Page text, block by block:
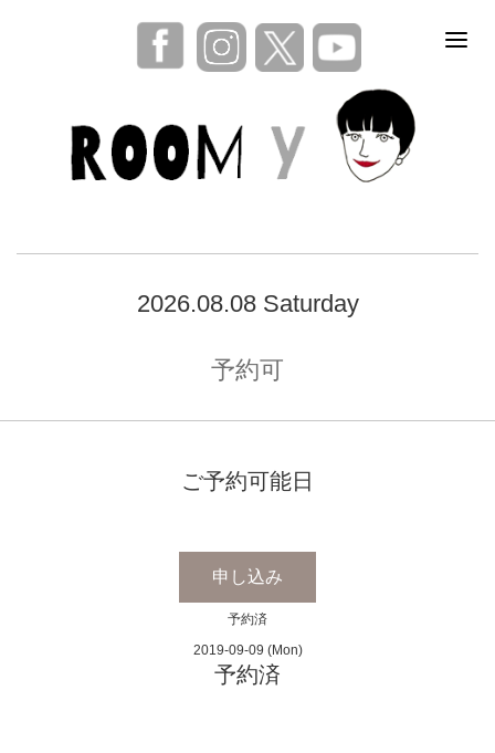
2026.08.08 Saturday
予約可
ご予約可能日
申し込み
予約済
2019-09-09 (Mon)
予約済